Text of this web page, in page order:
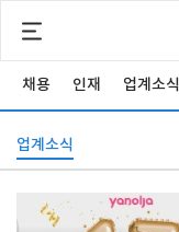
채용 인재 업계소식
업계소식